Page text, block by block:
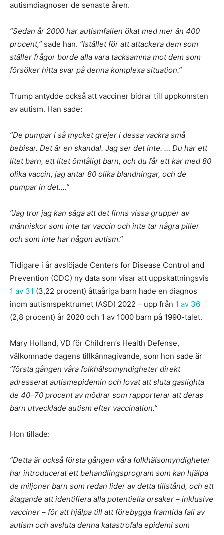
autismdiagnoser de senaste åren.
”Sedan år 2000 har autismfallen ökat med mer än 400
procent,” sade han. ”Istället för att attackera dem som
ställer frågor borde alla vara tacksamma mot dem som
försöker hitta svar på denna komplexa situation.”
Trump antydde också att vacciner bidrar till uppkomsten
av autism. Han sade:
”De pumpar i så mycket grejer i dessa vackra små
bebisar. Det är en skandal. Jag ser det inte. … Du har ett
litet barn, ett litet ömtåligt barn, och du får ett kar med 80
olika vaccin, jag antar 80 olika blandningar, och de
pumpar in det.…”
”Jag tror jag kan säga att det finns vissa grupper av
människor som inte tar vaccin och inte tar några piller
och som inte har någon autism.”
Tidigare i år avslöjade Centers for Disease Control and
Prevention (CDC) ny data som visar att uppskattningsvis
1 av 31 (3,22 procent) åttaåriga barn hade en diagnos
inom autismspektrumet (ASD) 2022 – upp från 1 av 36
(2,8 procent) år 2020 och 1 av 1000 barn på 1990-talet.
Mary Holland, VD för Children’s Health Defense,
välkomnade dagens tillkännagivande, som hon sade är
”första gången våra folkhälsomyndigheter direkt
adresserat autismepidemin och lovat att sluta gaslighta
de 40–70 procent av mödrar som rapporterar att deras
barn utvecklade autism efter vaccination.”
Hon tillade:
”Detta är också första gången våra folkhälsomyndigheter
har introducerat ett behandlingsprogram som kan hjälpa
de miljoner barn som redan lider av detta tillstånd, och ett
åtagande att identifiera alla potentiella orsaker – inklusive
vacciner – för att hjälpa till att förebygga framtida fall av
autism och avsluta denna katastrofala epidemi som